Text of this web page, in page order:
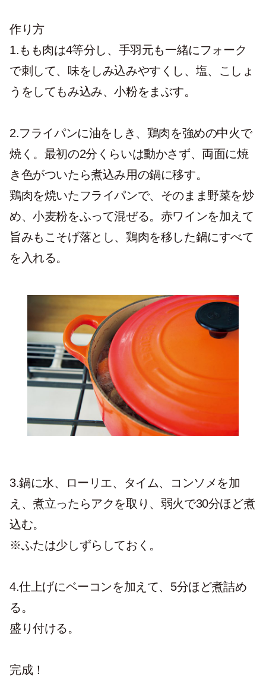
作り方
1.もも肉は4等分し、手羽元も一緒にフォーク
で刺して、味をしみ込みやすくし、塩、こしょ
うをしてもみ込み、小粉をまぶす。
2.フライパンに油をしき、鶏肉を強めの中火で
焼く。最初の2分くらいは動かさず、両面に焼
き色がついたら煮込み用の鍋に移す。
鶏肉を焼いたフライパンで、そのまま野菜を炒
め、小麦粉をふって混ぜる。赤ワインを加えて
旨みもこそげ落とし、鶏肉を移した鍋にすべて
を入れる。
3.鍋に水、ローリエ、タイム、コンソメを加
え、煮立ったらアクを取り、弱火で30分ほど煮
込む。
※ふたは少しずらしておく。
4.仕上げにベーコンを加えて、5分ほど煮詰め
る。
盛り付ける。
完成！